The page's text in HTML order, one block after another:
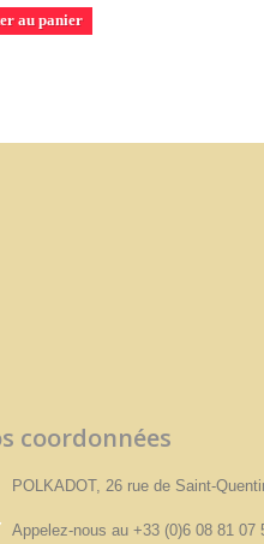
au panier
coordonnées
POLKADOT, 26 rue de Saint-
Appelez-nous au +33 (0)6 08 81 07